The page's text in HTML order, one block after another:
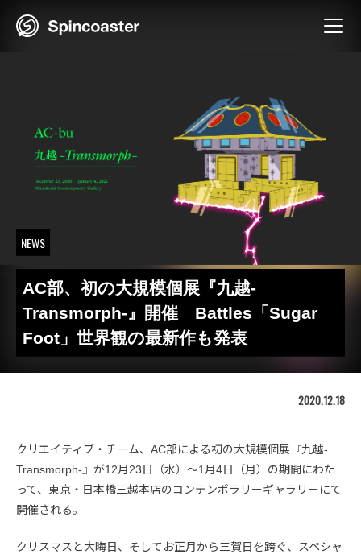
NEWS
AC部、初の大規模個展『九越-
Transmorph-』開催 Battles「Sugar
Foot」世界観の最新作も発表
2020.12.18
クリエイティブ・チーム、AC部による初の大規模個展『九越-
Transmorph-』が12月23日（水）〜1月4日（月）の期間にわた
って、東京・日本橋三越本店のコンテンポラリーギャラリーにて
開催される。
クリスマスと大晦日、そしてお正月から三賀日を跨ぐ、スペシャ